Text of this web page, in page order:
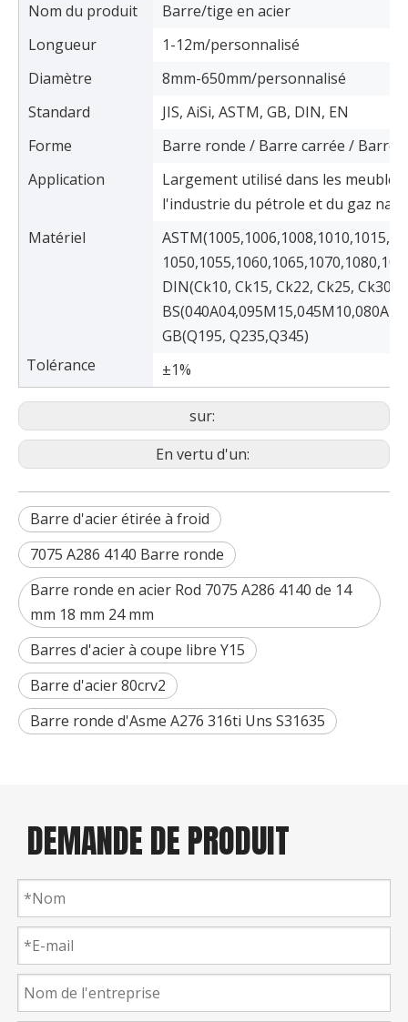
Nom du produit
Barre/tige en acier
Longueur
1-12m/personnalisé
Diamètre
8mm-650mm/personnalisé
Standard
JIS, AiSi, ASTM, GB, DIN, EN
Forme
Barre ronde / Barre carrée / Barre
Application
Largement utilisé dans les
l'industrie du pétrole et du gaz
Matériel
DIN(Ck10, Ck15, Ck22, Ck25, Ck30,
GB(Q195, Q235,Q345)
Tolérance
±1%
sur:
En vertu d'un:
Barre d'acier étirée à froid
7075 A286 4140 Barre ronde
Barre ronde en acier Rod 7075 A286 4140 de 14
mm 18 mm 24 mm
Barres d'acier à coupe libre Y15
Barre d'acier 80crv2
Barre ronde d'Asme A276 316ti Uns S31635
DEMANDE DE PRODUIT